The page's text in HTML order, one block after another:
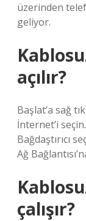
üzerinden
geliyor.
açılır?
Başlat’a sağ
İnternet’i
Bağdaştırıcı
Ağ
çalışır?